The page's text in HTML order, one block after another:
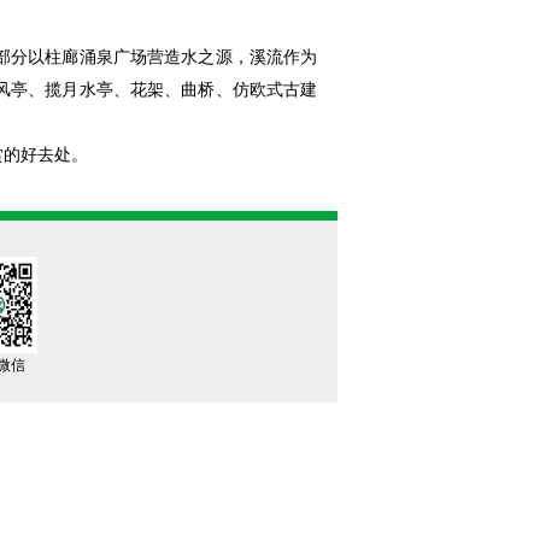
以柱廊涌泉广场营造水之源，溪流作为
、揽月水亭、花架、曲桥、仿欧式古建
好去处。